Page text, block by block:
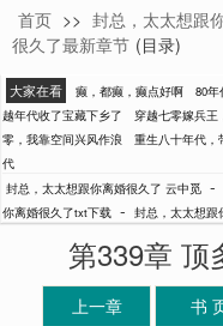
云中觅
首页 >> 封总，太太想跟
很久了最新章节 (目录)
大家在看 癫，都癫，癫点好啊 80
越年代收了宝藏下乡了
穿越七零嫁兵王
零，我靠空间兴风作浪
重生八十年代，
代
封总，太太想跟你离婚很久了 云中觅 -
你离婚很久了txt下载 - 封总，太太想跟
第339章 顶
上一章 书